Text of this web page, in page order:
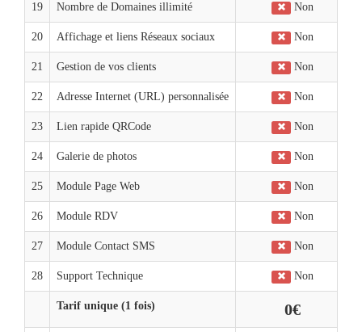
19 Nombre de Domaines illimité Non
20 Affichage et liens Réseaux sociaux Non
21 Gestion de vos clients Non
22 Adresse Internet (URL) personnalisée Non
23 Lien rapide QRCode Non
24 Galerie de photos Non
25 Module Page Web Non
26 Module RDV Non
27 Module Contact SMS Non
28 Support Technique Non
Tarif unique (1 fois) 0€